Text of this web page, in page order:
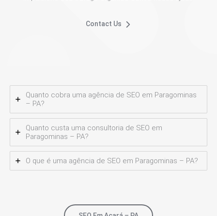
Contact Us
Quanto cobra uma agência de SEO em Paragominas
– PA?
Quanto custa uma consultoria de SEO em
Paragominas – PA?
O que é uma agência de SEO em Paragominas – PA?